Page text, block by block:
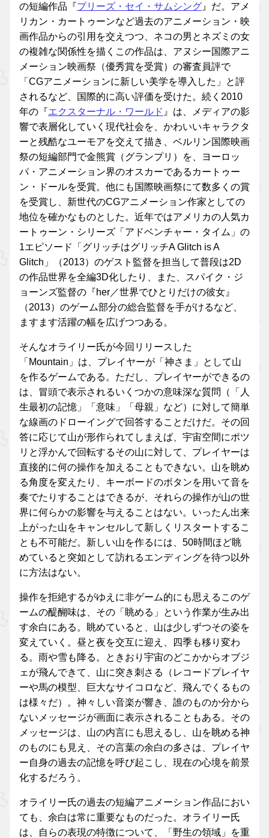
の短編作品『プリーズ・セイ・サムシング 』だ。アメ
リカン・カートゥーンなど過去のアニメーション・映
画作品からの引用を交えつつ、ネコの男とネズミの女
の複雑な関係性を描くこの作品は、アヌシー国際アニ
メーション映画祭（優秀賞を受賞）の審査員評で
「CGアニメーションに新しい美学を導入した」と評
されるなど、国際的に高い評価を受けた。続く2010
年の『エクスターナル・ワールド 』は、メディアの影
響で表層化していく現代社会を、かわいいキャラクタ
ーと残酷なユーモアを交えて描き、ベルリン国際映画
祭の短編部門で金熊賞（グランプリ）を、ヨーロッ
パ・アニメーション界のオスカーであるカートゥー
ン・ドールを受賞。他にも国際映画祭にて数多くの賞
を受賞し、新世代のCGアニメーション作家としての
地位を確かなものとした。近年ではアメリカの人気カ
ートゥーン・シリーズ「アドベンチャー・タイム」の
1エピソード「グリッチはグリッチA Glitch is A
Glitch」（2013）のゲスト監督を担当して普段は2D
の作品世界を全編3D化したり、また、スパイク・ジ
ョーンズ監督の『her／世界でひとりだけの彼女』
（2013）のゲーム部分の総合監督を手がけるなど、
ますます活躍の幅を広げつつある。
そんなオライリー氏が今回リリースした
「Mountain」は、プレイヤーが「神さま」として山
を作るゲームである。ただし、プレイヤーができるの
は、冒頭で表示されるいくつかの意味深な質問（「人
生最初の記憶」「意味」「母親」など）に対して簡単
な線画のドローイングで回答することだけだ。その回
答に応じて山が形作られてしまえば、宇宙空間にポツ
リと浮かんで回転するその山に対して、プレイヤーは
直接的に何の操作を加えることもできない。山を眺め
る角度を変えたり、キーボードのボタンを用いて音を
奏でたりすることはできるが、それらの操作が山の世
界に何らかの影響を与えることはない。いったん出来
上がった山をキャンセルして新しくリスタートするこ
とも不可能だ。新しい山を作るには、50時間ほど眺
めていると突如として訪れるエンディングを待つ以外
に方法はない。
操作を拒絶するがゆえに非ゲーム的にも思えるこのゲ
ームの醍醐味は、その「眺める」という作業が生み出
す余白にある。眺めていると、山は少しずつその姿を
変えていく。昼と夜を交互に迎え、四季も移り変わ
る。雨や雪も降る。ときおり宇宙のどこかからオブジ
ェが飛んできて、山に突き刺さる（レコードプレイヤ
ーや馬の模型、巨大なサイコロなど、飛んでくるもの
は様々だ）。神々しい音楽が響き、誰のものか分から
ないメッセージが画面に表示されることもある。その
メッセージは、山の内言にも思えるし、山を眺める神
のものにも見え、その言葉の余白の多さは、プレイヤ
ー自身の過去の記憶を呼び起こし、現在の心境を前景
化するだろう。
オライリー氏の過去の短編アニメーション作品におい
ても、余白は常に重要なものだった。オライリー氏
は、自らの表現の特徴について、「野生の領域」を重